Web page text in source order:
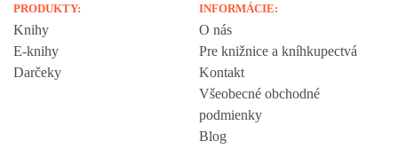
PRODUKTY:
Knihy
E-knihy
Darčeky
INFORMÁCIE:
O nás
Pre knižnice a kníhkupectvá
Kontakt
Všeobecné obchodné
podmienky
Blog